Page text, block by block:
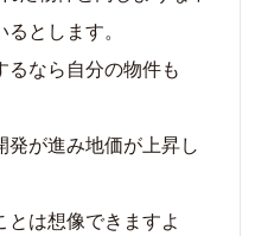
とします。
なら自分の物件も
発が進み地価が上昇し
は想像できますよ